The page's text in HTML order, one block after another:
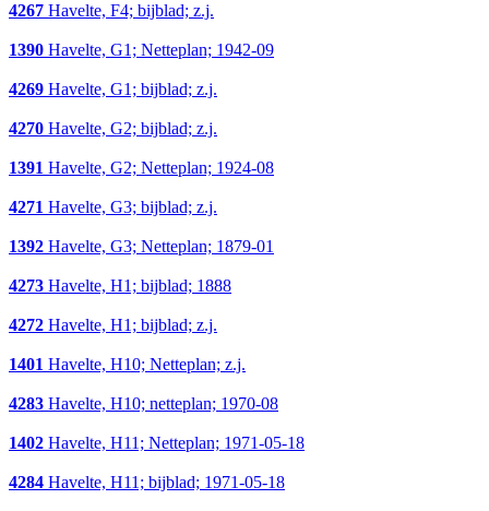
4267 Havelte, F4; bijblad; z.j.
1390 Havelte, G1; Netteplan; 1942-09
4269 Havelte, G1; bijblad; z.j.
4270 Havelte, G2; bijblad; z.j.
1391 Havelte, G2; Netteplan; 1924-08
4271 Havelte, G3; bijblad; z.j.
1392 Havelte, G3; Netteplan; 1879-01
4273 Havelte, H1; bijblad; 1888
4272 Havelte, H1; bijblad; z.j.
1401 Havelte, H10; Netteplan; z.j.
4283 Havelte, H10; netteplan; 1970-08
1402 Havelte, H11; Netteplan; 1971-05-18
4284 Havelte, H11; bijblad; 1971-05-18